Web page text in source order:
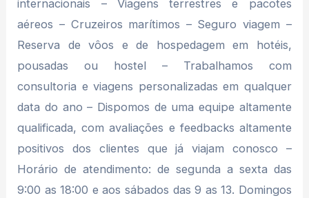
internacionais – Viagens terrestres e pacotes
aéreos – Cruzeiros marítimos – Seguro viagem –
Reserva de vôos e de hospedagem em hotéis,
pousadas ou hostel – Trabalhamos com
consultoria e viagens personalizadas em qualquer
data do ano – Dispomos de uma equipe altamente
qualificada, com avaliações e feedbacks altamente
positivos dos clientes que já viajam conosco –
Horário de atendimento: de segunda a sexta das
9:00 as 18:00 e aos sábados das 9 as 13. Domingos